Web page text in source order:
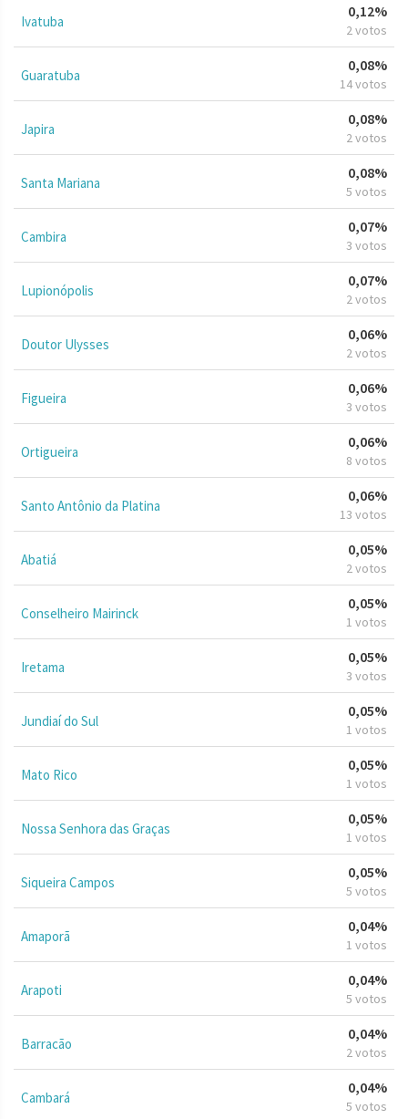
Ivatuba
0,12%
2 votos
Guaratuba
0,08%
14 votos
Japira
0,08%
2 votos
Santa Mariana
0,08%
5 votos
Cambira
0,07%
3 votos
Lupionópolis
0,07%
2 votos
Doutor Ulysses
0,06%
2 votos
Figueira
0,06%
3 votos
Ortigueira
0,06%
8 votos
Santo Antônio da Platina
0,06%
13 votos
Abatiá
0,05%
2 votos
Conselheiro Mairinck
0,05%
1 votos
Iretama
0,05%
3 votos
Jundiaí do Sul
0,05%
1 votos
Mato Rico
0,05%
1 votos
Nossa Senhora das Graças
0,05%
1 votos
Siqueira Campos
0,05%
5 votos
Amaporã
0,04%
1 votos
Arapoti
0,04%
5 votos
Barracão
0,04%
2 votos
Cambará
0,04%
5 votos